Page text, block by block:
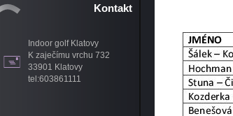
Kontakt
Indoor golf Klatovy
K zaječímu vrchu 732
33901 Klatovy
tel:603861111